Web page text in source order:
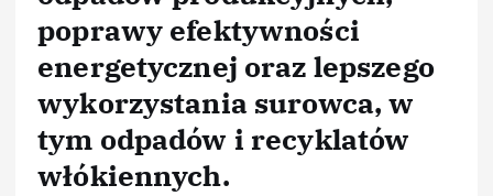
poprawy efektywności
energetycznej oraz lepszego
wykorzystania surowca, w
tym odpadów i recyklatów
włókiennych.